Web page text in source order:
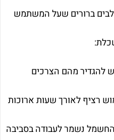
ברורים שעל המשתמש
להגדיר מהם הצרכים
רציף לאורך שעות ארוכות
נשמר לעבודה בסביבה